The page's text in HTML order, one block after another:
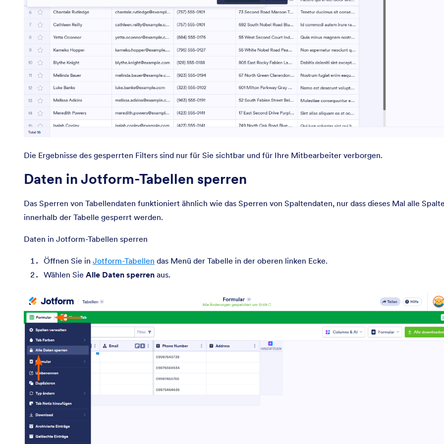
Die Ergebnisse des gesperrten Filters sind nur für Sie sichtbar und für Ihre Mitbearbeiter verborgen.
Daten in Jotform-Tabellen sperren
Das Sperren von Tabellendaten funktioniert ähnlich wie das Sperren von Spaltendaten, nur dass dieses Mal alle
innerhalb der Tabelle gesperrt werden.
Daten in Jotform-Tabellen sperren
Öffnen Sie in Jotform-Tabellen das Menü der Tabelle in der oberen linken Ecke.
Wählen Sie Alle Daten sperren aus.